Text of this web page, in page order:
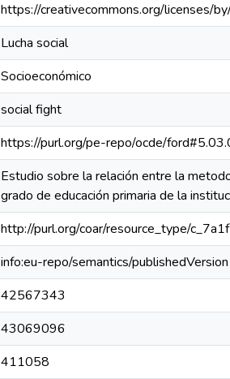
https://creativecommons.org/licenses/
Lucha social
Socioeconómico
social fight
https://purl.org/pe-repo/ocde/
Estudio sobre la relación entre la
grado de educación primaria de la
http://purl.org/coar/resource_type/c_7a1f
info:eu-repo/semantics/publishedVersion
42567343
43069096
411058